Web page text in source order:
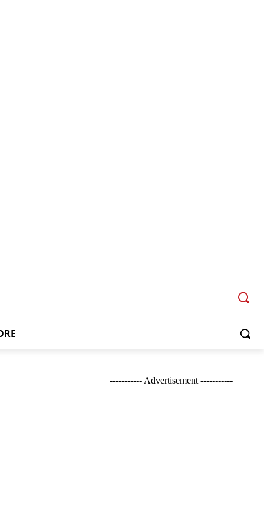
----------- Advertisement -----------